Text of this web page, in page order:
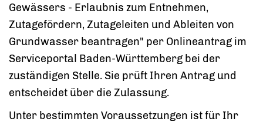
Gewässers - Erlaubnis zum Entnehmen,
Zutagefördern, Zutageleiten und Ableiten von
Grundwasser beantragen" per Onlineantrag im
Serviceportal Baden-Württemberg bei der
zuständigen Stelle. Sie prüft Ihren Antrag und
entscheidet über die Zulassung.
Unter bestimmten Voraussetzungen ist für Ihr